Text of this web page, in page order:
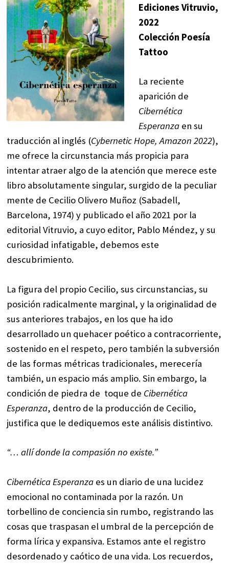
Ediciones Vitruvio,
2022
Colección Poesía
Tattoo
La reciente
aparición de
Cibernética
Esperanza en su
traducción al inglés (Cybernetic Hope, Amazon 2022),
me ofrece la circunstancia más propicia para
intentar atraer algo de la atención que merece este
libro absolutamente singular, surgido de la peculiar
mente de Cecilio Olivero Muñoz (Sabadell,
Barcelona, 1974) y publicado el año 2021 por la
editorial Vitruvio, a cuyo editor, Pablo Méndez, y su
curiosidad infatigable, debemos este
descubrimiento.
La figura del propio Cecilio, sus circunstancias, su
posición radicalmente marginal, y la originalidad de
sus anteriores trabajos, en los que ha ido
desarrollado un quehacer poético a contracorriente,
sostenido en el respeto, pero también la subversión
de las formas métricas tradicionales, merecería
también, un espacio más amplio. Sin embargo, la
condición de piedra de toque de Cibernética
Esperanza, dentro de la producción de Cecilio,
justifica que le dediquemos este análisis distintivo.
“… allí donde la compasión no existe.”
Cibernética Esperanza es un diario de una lucidez
emocional no contaminada por la razón. Un
torbellino de conciencia sin rumbo, registrando las
cosas que traspasan el umbral de la percepción de
forma lírica y expansiva. Estamos ante el registro
desordenado y caótico de una vida. Los recuerdos,